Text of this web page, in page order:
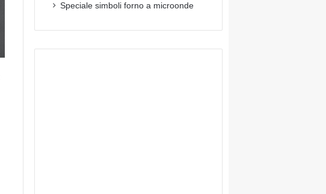
Speciale simboli forno a microonde